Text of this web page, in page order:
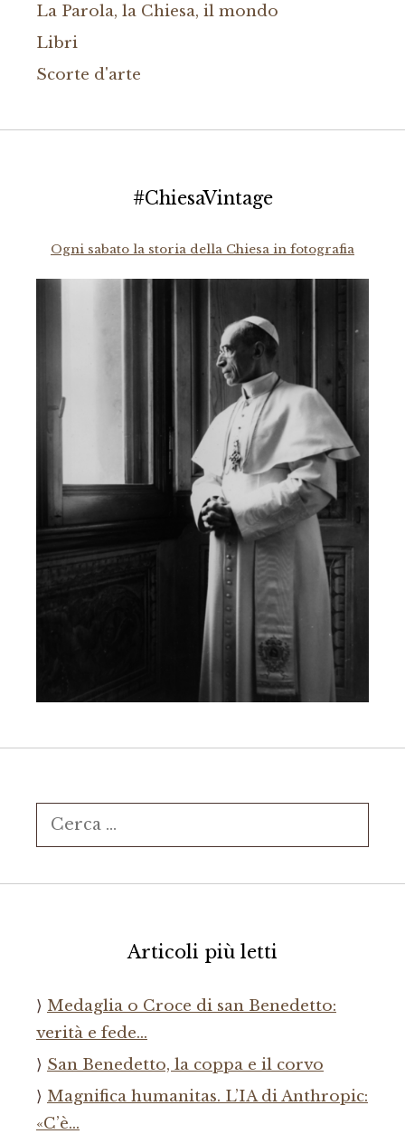
La Parola, la Chiesa, il mondo
Libri
Scorte d'arte
#ChiesaVintage
Ogni sabato la storia della Chiesa in fotografia
Ricerca
per:
Articoli più letti
Medaglia o Croce di san Benedetto:
verità e fede…
San Benedetto, la coppa e il corvo
Magnifica humanitas. L’IA di Anthropic:
«C’è…